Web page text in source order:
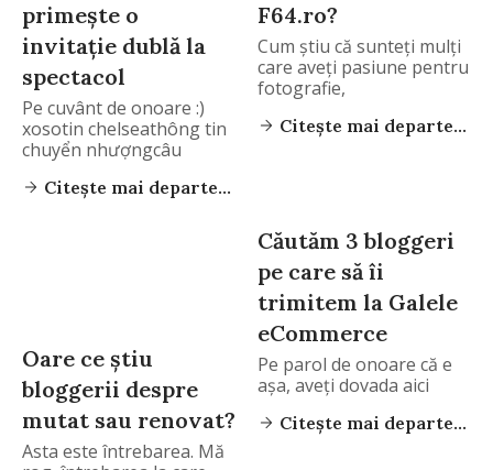
primește o
invitație dublă la
spectacol
Pe cuvânt de onoare :)
xosotin chelseathông tin
chuyển nhượngcâu
Citește mai departe...
F64.ro?
Cum știu că sunteți mulți
care aveți pasiune pentru
fotografie,
Citește mai departe...
Oare ce știu
bloggerii despre
mutat sau renovat?
Asta este întrebarea. Mă
Căutăm 3 bloggeri
pe care să îi
trimitem la Galele
eCommerce
Pe parol de onoare că e
așa, aveți dovada aici
Citește mai departe...